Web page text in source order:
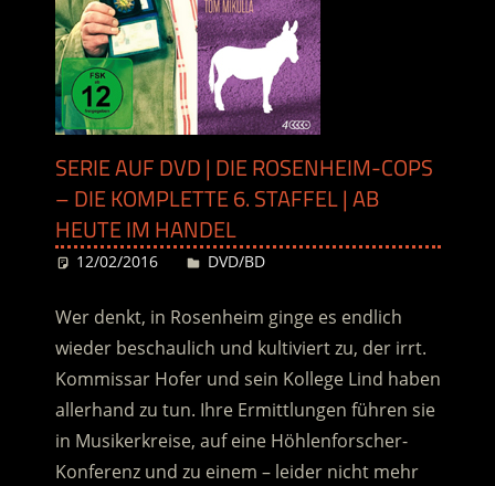
SERIE AUF DVD | DIE ROSENHEIM-COPS
– DIE KOMPLETTE 6. STAFFEL | AB
HEUTE IM HANDEL
12/02/2016 Desiree
DVD/BD
Wer denkt, in Rosenheim ginge es endlich
wieder beschaulich und kultiviert zu, der irrt.
Kommissar Hofer und sein Kollege Lind haben
allerhand zu tun. Ihre Ermittlungen führen sie
in Musikerkreise, auf eine Höhlenforscher-
Konferenz und zu einem – leider nicht mehr